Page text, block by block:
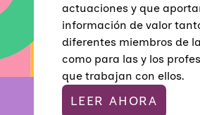
E
N
L
A
E
U
actuaciones y que
información de valor
diferentes miembros de
como para las y los
que trabajan con ellos.
LEER AHORA